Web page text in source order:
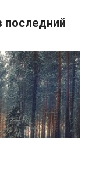
последний